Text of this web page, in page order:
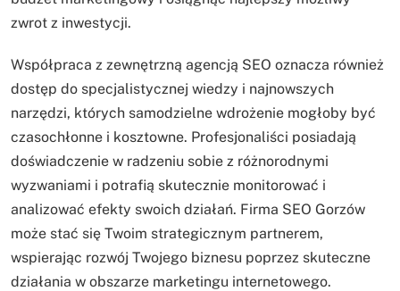
zwrot z inwestycji.
Współpraca z zewnętrzną agencją SEO oznacza również
dostęp do specjalistycznej wiedzy i najnowszych
narzędzi, których samodzielne wdrożenie mogłoby być
czasochłonne i kosztowne. Profesjonaliści posiadają
doświadczenie w radzeniu sobie z różnorodnymi
wyzwaniami i potrafią skutecznie monitorować i
analizować efekty swoich działań. Firma SEO Gorzów
może stać się Twoim strategicznym partnerem,
wspierając rozwój Twojego biznesu poprzez skuteczne
działania w obszarze marketingu internetowego.